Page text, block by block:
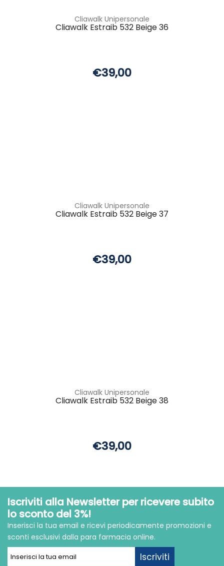
Cliawalk Unipersonale
Cliawalk Estraib 532 Beige 36
€39,00
Cliawalk Unipersonale
Cliawalk Estraib 532 Beige 37
€39,00
Cliawalk Unipersonale
Cliawalk Estraib 532 Beige 38
€39,00
Iscriviti alla Newsletter per ricevere subito
lo sconto del 3%!
Inserisci la tua email e ricevi periodicamente promozioni e
sconti esclusivi dalla para farmacia online.
Iscriviti